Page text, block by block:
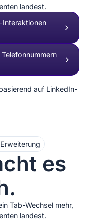
landest.
Interaktionen
es
Tab-Wechsel mehr,
landest.